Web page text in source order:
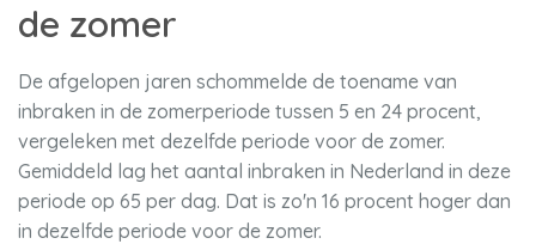
de zomer
De afgelopen jaren schommelde de toename van
inbraken in de zomerperiode tussen 5 en 24 procent,
vergeleken met dezelfde periode voor de zomer.
Gemiddeld lag het aantal inbraken in Nederland in deze
periode op 65 per dag. Dat is zo'n 16 procent hoger dan
in dezelfde periode voor de zomer.